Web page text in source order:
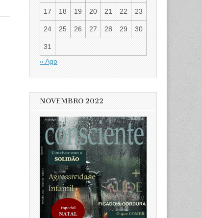
17 18 19 20 21 22 23
24 25 26 27 28 29 30
31
« Ago
NOVEMBRO 2022